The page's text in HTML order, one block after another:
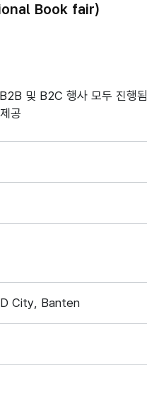
Book fair)
및 B2C 행사 모두 진행됨
공
City, Banten